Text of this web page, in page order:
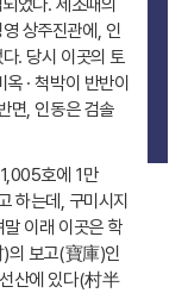
었다. 세조때의
상주진관에, 인
. 당시 이곳의 토
· 척박이 반반이
면, 인동은 검솔
1,005호에 1만
하는데, 구미시지
이래 이곳은 학
)의 보고(寶庫)인
산에 있다(村半